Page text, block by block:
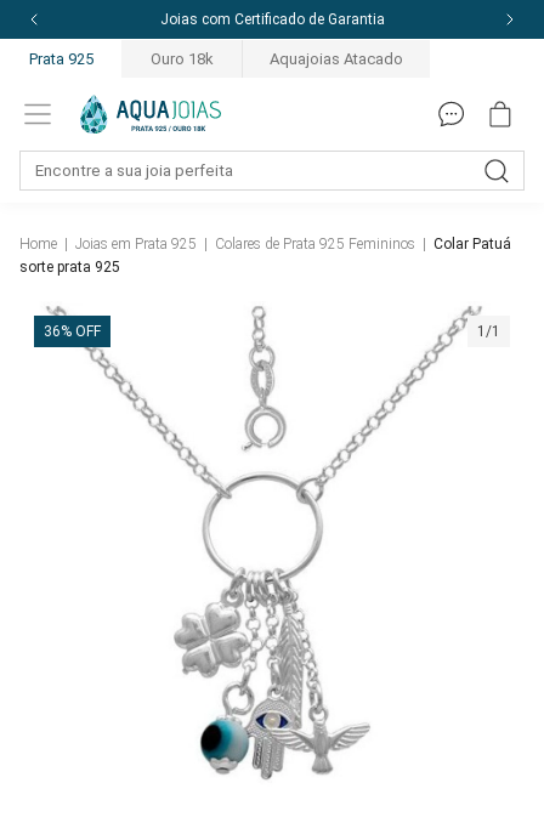
Joias com Certificado de Garantia
Prata 925 Ouro 18k Aquajoias Atacado
Home Joias em Prata 925 Colares de Prata 925 Femininos
Colar Patuá
sorte prata 925
36% OFF 1/1